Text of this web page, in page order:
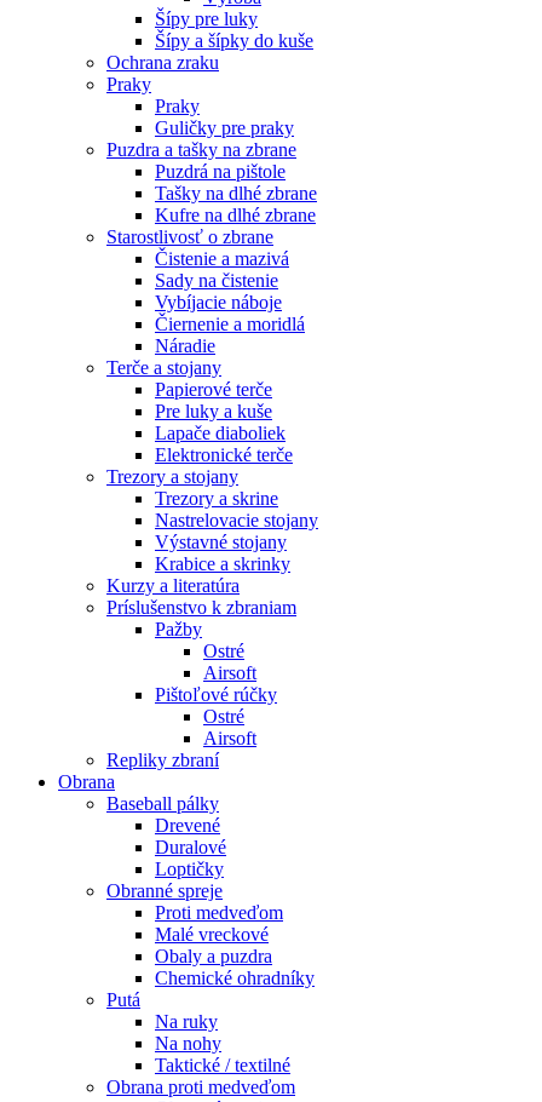
Šípy pre luky
Šípy a šípky do kuše
Ochrana zraku
Praky
Praky
Guličky pre praky
Puzdra a tašky na zbrane
Puzdrá na pištole
Tašky na dlhé zbrane
Kufre na dlhé zbrane
Starostlivosť o zbrane
Čistenie a mazivá
Sady na čistenie
Vybíjacie náboje
Čiernenie a moridlá
Náradie
Terče a stojany
Papierové terče
Pre luky a kuše
Lapače diaboliek
Elektronické terče
Trezory a stojany
Trezory a skrine
Nastrelovacie stojany
Výstavné stojany
Krabice a skrinky
Kurzy a literatúra
Príslušenstvo k zbraniam
Pažby
Ostré
Airsoft
Pištoľové rúčky
Ostré
Airsoft
Repliky zbraní
Obrana
Baseball pálky
Drevené
Duralové
Loptičky
Obranné spreje
Proti medveďom
Malé vreckové
Obaly a puzdra
Chemické ohradníky
Putá
Na ruky
Na nohy
Taktické / textilné
Obrana proti medveďom